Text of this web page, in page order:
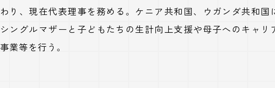
わり、現在代表理事を務める。ケニア共和国、ウガンダ共和国
シングルマザーと子どもたちの生計向上支援や母子へのキャリ
事業等を行う。